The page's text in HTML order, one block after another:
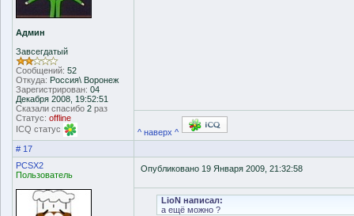
Админ
Завсегдатый
Сообщений: 52
Откуда: Россия\ Воронеж
Зарегистрирован: 04
Декабря 2008, 19:52:51
Сказали спасибо 2 раз
Статус: offline
ICQ статус
^ наверх ^
# 17
PCSX2
Пользователь
Опубликовано 19 Января 2009, 21:32:58
LioN написал:
а ещё можно ?